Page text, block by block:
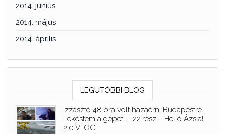
2014. június
2014. május
2014. április
LEGUTÓBBI BLOG
Izzasztó 48 óra volt hazaérni Budapestre.
Lekéstem a gépet. – 22.rész – Helló Ázsia!
2.0 VLOG